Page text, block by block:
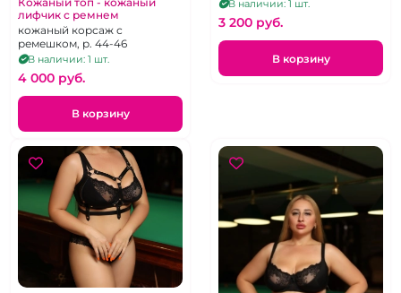
лифчик с ремнем
кожаный корсаж с
ремешком, р. 44-46
В наличии: 1 шт.
4 000 pуб.
В корзину
В наличии: 1 шт.
3 200 pуб.
В корзину